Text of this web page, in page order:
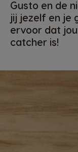
Gusto en de
jij jezelf en je
ervoor dat
catcher is!